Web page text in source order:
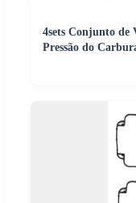
4sets Conjunto de
Pressão do